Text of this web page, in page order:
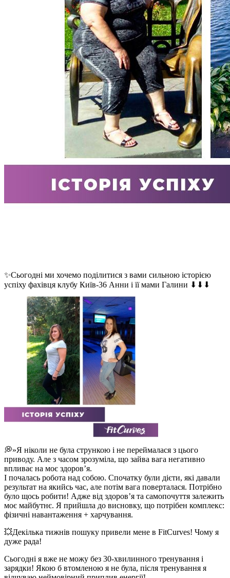
✨Сьогодні ми хочемо поділитися з вами сильною історією
успіху фахівця клубу Київ-36 Анни і її мами Галини ⬇⬇⬇
💭»Я ніколи не була стрункою і не переймалася з цього
приводу. Але з часом зрозуміла, що зайва вага негативно
впливає на моє здоров’я.
І почалась робота над собою. Спочатку були дієти, які давали
результат на якийсь час, але потім вага поверталася. Потрібно
було щось робити! Адже від здоров’я та самопочуття залежить
моє майбутнє. Я прийшла до висновку, що потрібен комплекс:
фізичні навантаження + харчування.
💥Декілька тижнів пошуку привели мене в FitCurves! Чому я
дуже рада!
Сьогодні я вже не можу без 30-хвилинного тренування і
зарядки! Якою б втомленою я не була, після тренування я